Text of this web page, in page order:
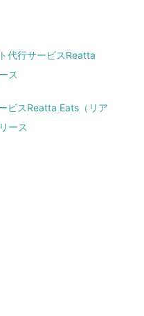
代行サービスReatta
ス
ビスReatta Eats（リア
ース